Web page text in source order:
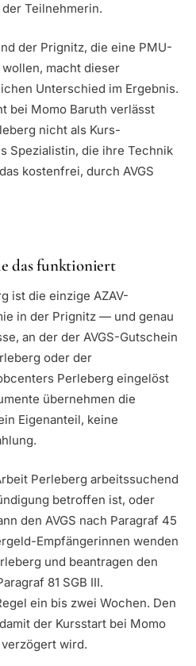
Teilnehmerin.
der Prignitz, die eine PMU-
macht dieser
Unterschied im Ergebnis.
bei Momo Baruth verlässt
nicht als Kurs-
Spezialistin, die ihre Technik
kostenfrei, durch AVGS
das funktioniert
ist die einzige AZAV-
in der Prignitz — und genau
an der der AVGS-Gutschein
oder der
Perleberg eingelöst
übernehmen die
Eigenanteil, keine
Perleberg arbeitssuchend
betroffen ist, oder
den AVGS nach Paragraf 45
Empfängerinnen wenden
und beantragen den
81 SGB III.
ein bis zwei Wochen. Den
der Kursstart bei Momo
wird.